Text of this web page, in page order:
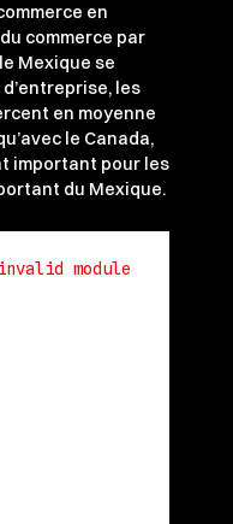
en
commerce par
Mexique se
les
en moyenne
le Canada,
important pour les
du Mexique.